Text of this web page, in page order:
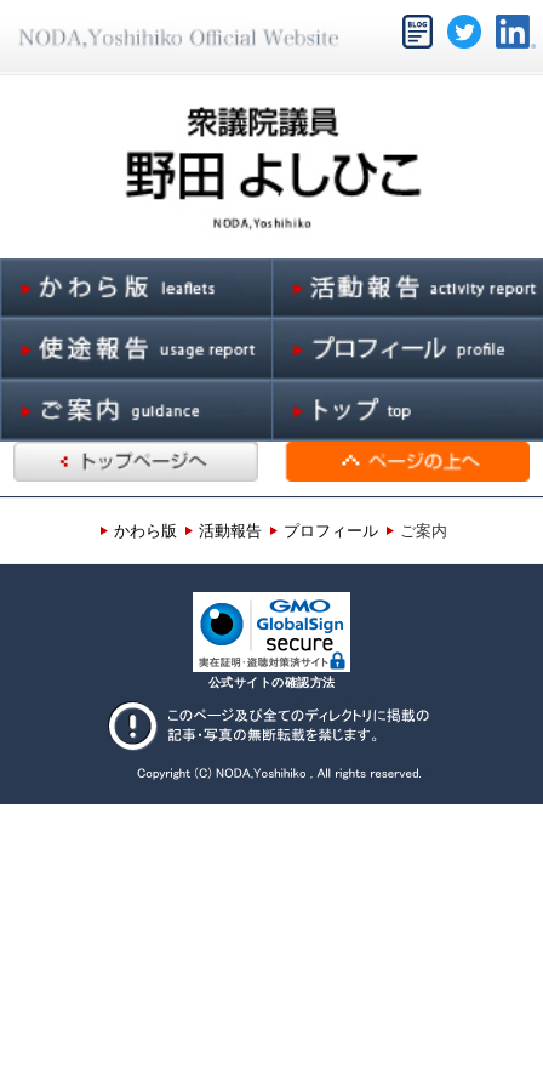
かわら版 活動報告 プロフィール ご案内
公式サイトの確認方法